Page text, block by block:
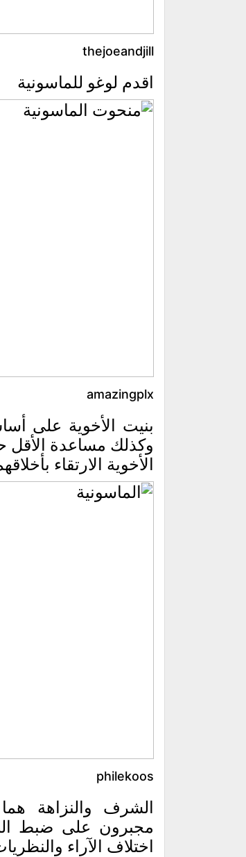
thejoeandjill
اقدم لوغو للماسونية
amazingplx
بنيت الأخوية على
وكذلك مساعدة الأقل
الأخوية الارتقاء
philekoos
الشرف والنزاهة
مجبرون على ضبط
اختلاف الآراء